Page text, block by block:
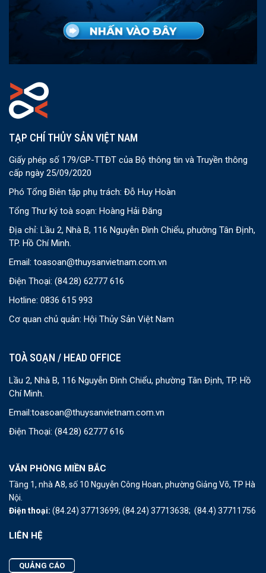
TẠP CHÍ THỦY SẢN VIỆT NAM
Giấy phép số 179/GP-TTĐT của Bộ thông tin và Truyền thông
cấp ngày 25/09/2020
Phó Tổng Biên tập phụ trách: Đỗ Huy Hoàn
Tổng Thư ký toà soạn: Hoàng Hải Đăng
Địa chỉ: Lầu 2, Nhà B, 116 Nguyễn Đình Chiểu, phường Tân Định,
TP. Hồ Chí Minh.
Email: toasoan@thuysanvietnam.com.vn
Điện Thoại: (84.28) 62777 616
Hotline: 0836 615 993
Cơ quan chủ quản: Hội Thủy Sản Việt Nam
TOÀ SOẠN / HEAD OFFICE
Lầu 2, Nhà B, 116 Nguyễn Đình Chiểu, phường Tân Định, TP. Hồ
Chí Minh.
Email:toasoan@thuysanvietnam.com.vn
Điện Thoại: (84.28) 62777 616
VĂN PHÒNG MIỀN BẮC
Tầng 1, nhà A8, số 10 Nguyễn Công Hoan, phường Giảng Võ, TP Hà
Nội.
Điện thoại: (84.24) 37713699; (84.24) 37713638; (84.4) 37711756
LIÊN HỆ
QUẢNG CÁO